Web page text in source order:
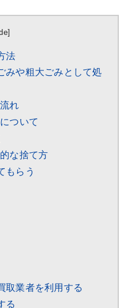
]
法
みや粗大ごみとして処
れ
ついて
な捨て方
もらう
取業者を利用する
る